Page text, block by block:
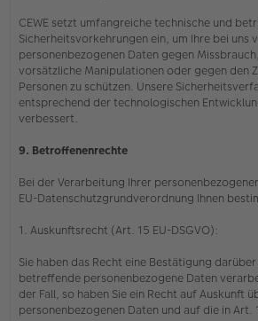
CEWE setzt umfangreiche technische und
Sicherheitsvorkehrungen ein, um Ihre bei uns
personenbezogenen Daten gegen
vorsätzliche Manipulationen oder gegen den
Personen zu schützen. Unsere
entsprechend der technologischen
verbessert.
9. Betroffenenrechte
Bei der Verarbeitung Ihrer
EU-Datenschutzgrundverordnung Ihnen
1. Auskunftsrecht (Art. 15 EU-DSGVO):
Sie haben das Recht eine Bestätigung
betreffende personenbezogene Daten
der Fall, so haben Sie ein Recht auf Auskunft
personenbezogenen Daten und auf die in Art.